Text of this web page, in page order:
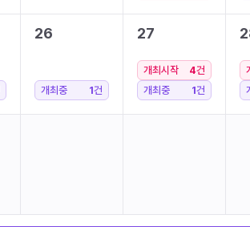
26
개최중 1건
27
개최시작 4건
개최중
1건